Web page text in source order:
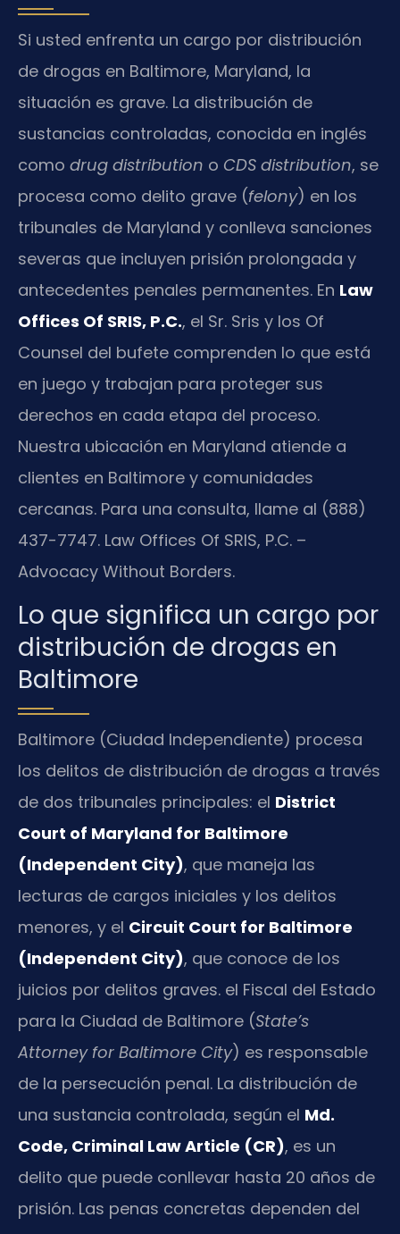
Si usted enfrenta un cargo por distribución
de drogas en Baltimore, Maryland, la
situación es grave. La distribución de
sustancias controladas, conocida en inglés
como drug distribution o CDS distribution, se
procesa como delito grave (felony) en los
tribunales de Maryland y conlleva sanciones
severas que incluyen prisión prolongada y
antecedentes penales permanentes. En Law
Offices Of SRIS, P.C., el Sr. Sris y los Of
Counsel del bufete comprenden lo que está
en juego y trabajan para proteger sus
derechos en cada etapa del proceso.
Nuestra ubicación en Maryland atiende a
clientes en Baltimore y comunidades
cercanas. Para una consulta, llame al (888)
437-7747. Law Offices Of SRIS, P.C. –
Advocacy Without Borders.
Lo que significa un cargo por
distribución de drogas en
Baltimore
Baltimore (Ciudad Independiente) procesa
los delitos de distribución de drogas a través
de dos tribunales principales: el District
Court of Maryland for Baltimore
(Independent City), que maneja las
lecturas de cargos iniciales y los delitos
menores, y el Circuit Court for Baltimore
(Independent City), que conoce de los
juicios por delitos graves. el Fiscal del Estado
para la Ciudad de Baltimore (State’s
Attorney for Baltimore City) es responsable
de la persecución penal. La distribución de
una sustancia controlada, según el Md.
Code, Criminal Law Article (CR), es un
delito que puede conllevar hasta 20 años de
prisión. Las penas concretas dependen del